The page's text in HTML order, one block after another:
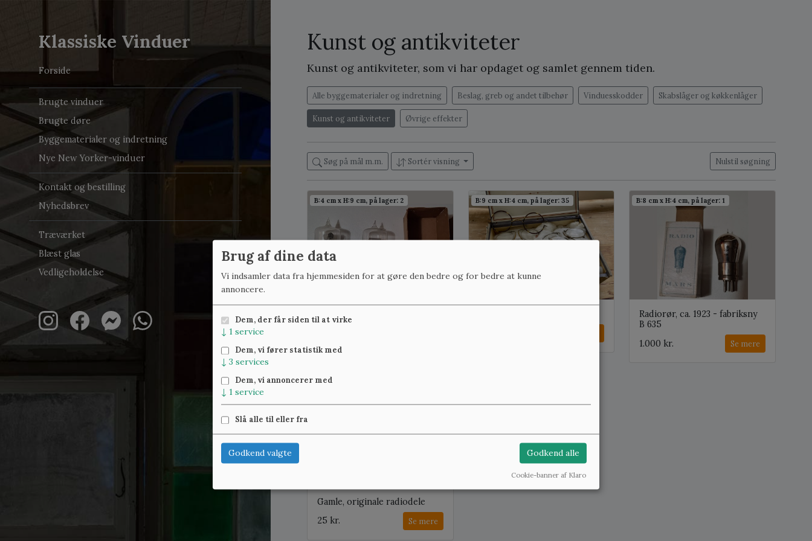
Klassiske Vinduer
Forside
Brugte vinduer
Brugte døre
Byggematerialer og indretning
Nye New Yorker-vinduer
Kontakt og bestilling
Nyhedsbrev
Træværket
Blæst glas
Vedligeholdelse
Kunst og antikviteter
Kunst og antikviteter, som vi har opdaget og samlet gennem tiden.
Alle byggematerialer og indretning Beslag, greb og andet tilbehør Vinduesskodder Skabslåger og køkkenlåger
Kunst og antikviteter Øvrige effekter
Søg på mål m.m. Sortér visning Nulstil søgning
B:4 cm x H:9 cm, på lager: 2
Fabriksnye radiorør fra 1923
B:9 cm x H:4 cm, på lager: 35 B:8 cm x H:4 cm, på lager: 1
Radiorør, ca. 1923 - fabriksny
B 635
1.000 kr.
Se mere
Gamle, originale radiodele
25 kr.
Se mere
Brug af dine data
Vi indsamler data fra hjemmesiden for at gøre den bedre og for bedre at kunne
annoncere.
Dem, der får siden til at virke
↓ 1 service
Dem, vi fører statistik med
↓ 3 services
Dem, vi annoncerer med
↓ 1 service
Slå alle til eller fra
Godkend valgte Godkend alle
Cookie-banner af Klaro